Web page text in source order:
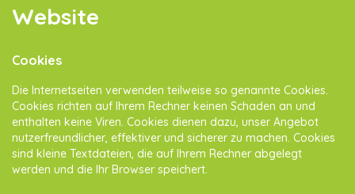
Website
Cookies
Die Internetseiten verwenden teilweise so genannte Cookies.
Cookies richten auf Ihrem Rechner keinen Schaden an und
enthalten keine Viren. Cookies dienen dazu, unser Angebot
nutzerfreundlicher, effektiver und sicherer zu machen. Cookies
sind kleine Textdateien, die auf Ihrem Rechner abgelegt
werden und die Ihr Browser speichert.